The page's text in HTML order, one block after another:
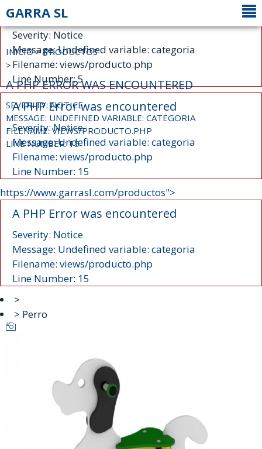
A PHP Error was encountered
Severity: Notice
Message: Undefined variable: categoria
Filename: views/producto.php
Line Number: 5
GARRA SL
INICIO >PRODUCTOS
>
A PHP ERROR WAS ENCOUNTERED
SEVERITY: NOTICE
MESSAGE: UNDEFINED VARIABLE: CATEGORIA
FILENAME: VIEWS/PRODUCTO.PHP
LINE NUMBER: 15
A PHP Error was encountered
Severity: Notice
Message: Undefined variable: categoria
Filename: views/producto.php
Line Number: 15
https://www.garrasl.com/productos">
A PHP Error was encountered
Severity: Notice
Message: Undefined variable: categoria
Filename: views/producto.php
Line Number: 15
>
> Perro